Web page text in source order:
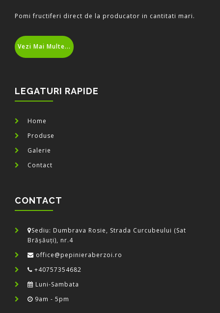
Pomi fructiferi direct de la producator in cantitati mari.
Vezi Mai Multe...
LEGATURI RAPIDE
Home
Produse
Galerie
Contact
CONTACT
Sediu: Dumbrava Rosie, Strada Curcubeului (Sat
Brășăuți), nr.4
office@pepinieraberzoi.ro
+40757354682
Luni-Sambata
9am - 5pm